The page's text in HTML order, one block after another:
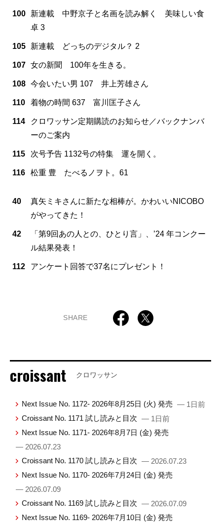
100
新連載 中野京子と名画を読み解く 美味しい食
卓 3
105 新連載 どっちのデジタル？ 2
107 女の新聞 100年を生きる。
108 今会いたい男 107 井上芳雄さん
110 着物の時間 637 富川匡子さん
114
クロワッサン定期購読のお知らせ／バックナンバ
ーのご案内
115 次号予告 1132号の特集 運を開く。
116 松重 豊 たべるノヲト。61
40
真矢ミキさんに新たな相棒が。かわいいNICOBO
がやってきた！
42
「第9回あの人との、ひとり言」、’24 年コンクー
ル結果発表！
112 アンケート回答で37名にプレゼント！
SHARE
croissant クロワッサン
Next Issue No. 1172- 2026年8月25日 (火) 発売 — 1日前
Croissant No. 1171 試し読みと目次 — 1日前
Next Issue No. 1171- 2026年8月7日 (金) 発売
— 2026.07.23
Croissant No. 1170 試し読みと目次 — 2026.07.23
Next Issue No. 1170- 2026年7月24日 (金) 発売
— 2026.07.09
Croissant No. 1169 試し読みと目次 — 2026.07.09
Next Issue No. 1169- 2026年7月10日 (金) 発売